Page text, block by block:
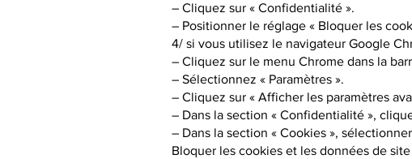
– Cliquez sur « Confidentialité ».
– Positionner le réglage « Bloquer les
4/ si vous utilisez le navigateur Google
– Cliquez sur le menu Chrome dans la
– Sélectionnez « Paramètres ».
– Cliquez sur « Afficher les paramètres
– Dans la section « Confidentialité »,
– Dans la section « Cookies »,
Bloquer les cookies et les données de